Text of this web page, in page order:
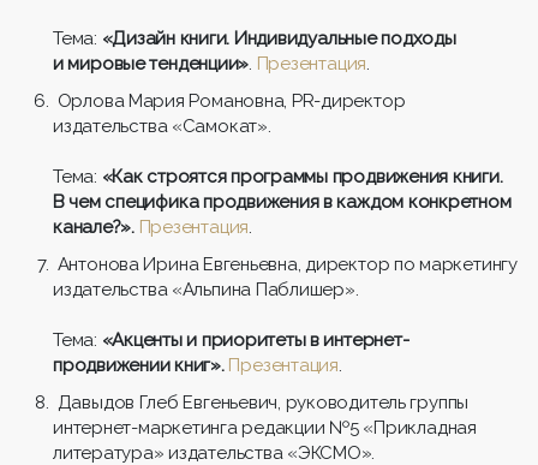
Тема: «Дизайн книги. Индивидуальные подходы
и мировые тенденции». Презентация.
Орлова Мария Романовна, PR-директор
издательства «Самокат».
Тема: «Как строятся программы продвижения книги.
В чем специфика продвижения в каждом конкретном
канале?». Презентация.
Антонова Ирина Евгеньевна, директор по маркетингу
издательства «Альпина Паблишер».
Тема: «Акценты и приоритеты в интернет-
продвижении книг». Презентация.
Давыдов Глеб Евгеньевич, руководитель группы
интернет-маркетинга редакции №5 «Прикладная
литература» издательства «ЭКСМО».